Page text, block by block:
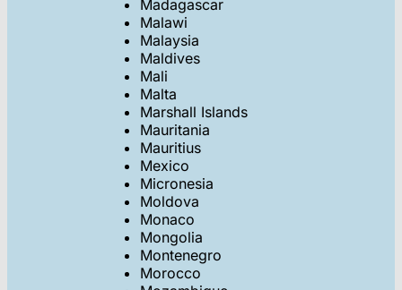
Madagascar
Malawi
Malaysia
Maldives
Mali
Malta
Marshall Islands
Mauritania
Mauritius
Mexico
Micronesia
Moldova
Monaco
Mongolia
Montenegro
Morocco